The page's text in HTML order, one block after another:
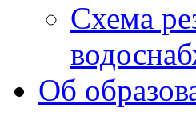
Схема
Об